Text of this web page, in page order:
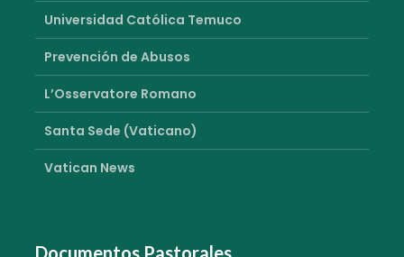
Universidad Católica Temuco
Prevención de Abusos
L’Osservatore Romano
Santa Sede (Vaticano)
Vatican News